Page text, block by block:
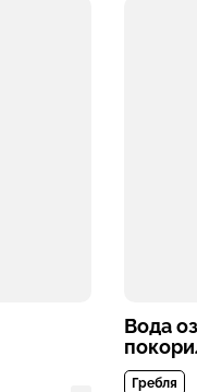
Вода
Гребля